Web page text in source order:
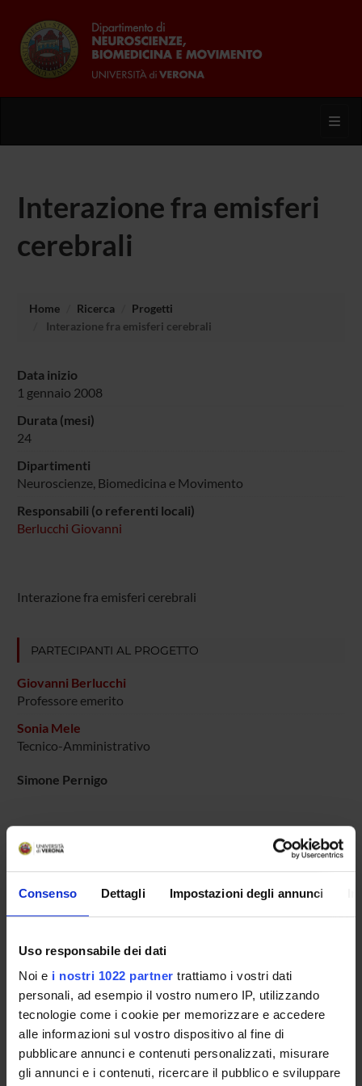
Consenso Dettagli Impostazioni degli annunci
Uso responsabile dei dati
Noi e i nostri 1022 partner trattiamo i vostri dati
personali, ad esempio il vostro numero IP, utilizzando
tecnologie come i cookie per memorizzare e accedere
alle informazioni sul vostro dispositivo al fine di
pubblicare annunci e contenuti personalizzati, misurare
gli annunci e i contenuti, ricercare il pubblico e sviluppare
Interazione fra emisferi
cerebrali
Home Ricerca
Progetti
Interazione fra emisferi cerebrali
Data inizio
1 gennaio 2008
Durata (mesi)
24
Dipartimenti
Neuroscienze, Biomedicina e Movimento
Responsabili (o referenti locali)
Berlucchi Giovanni
Interazione fra emisferi cerebrali
PARTECIPANTI AL PROGETTO
Giovanni Berlucchi
Professore emerito
Sonia Mele
Tecnico-Amministrativo
Simone Pernigo
COLLABORATORI ESTERNI
Università di Brescia
Politecnico delle Marche
Salvatore Maria Aglioti
Universita' di Roma "La Sapienza" Dip. Psicologia
Professore associato
SEZIONI